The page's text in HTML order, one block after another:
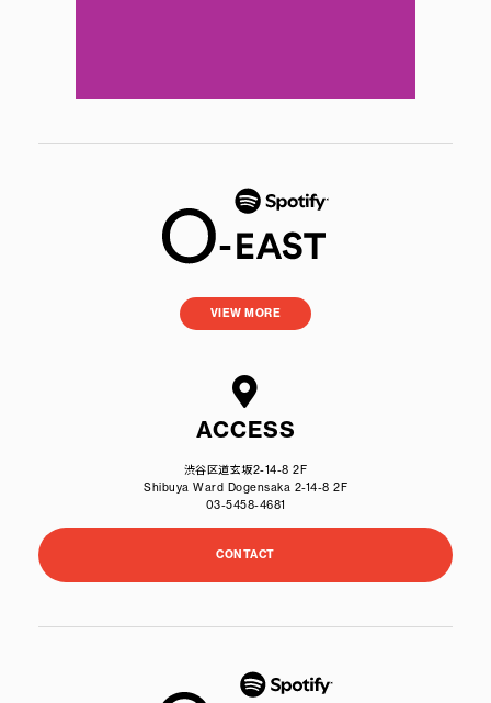
VIEW MORE
ACCESS
渋谷区道玄坂2-14-8 2F
Shibuya Ward Dogensaka 2-14-8 2F
03-5458-4681
CONTACT